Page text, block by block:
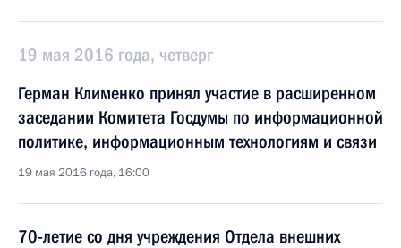
19 мая 2016 года, четверг
Герман Клименко принял участие в расширенном
заседании Комитета Госдумы по информационной
политике, информационным технологиям и связи
19 мая 2016 года, 16:00
70-летие со дня учреждения Отдела внешних